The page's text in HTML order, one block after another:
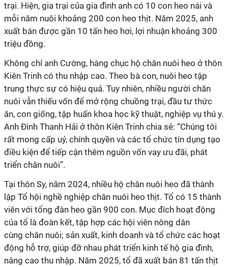
trại. Hiện, gia trại của gia đình anh có 10 con heo nái và
mỗi năm nuôi khoảng 200 con heo thịt. Năm 2025, anh
xuất bán được gần 10 tấn heo hơi, lợi nhuận khoảng 300
triệu đồng.
Không chỉ anh Cường, hàng chục hộ chăn nuôi heo ở thôn
Kiên Trinh có thu nhập cao. Theo bà con, nuôi heo tập
trung thực sự có hiệu quả. Tuy nhiên, nhiều người chăn
nuôi vẫn thiếu vốn để mở rộng chuồng trại, đầu tư thức
ăn, con giống, tập huấn khoa học kỹ thuật, nghiệp vụ thú y.
Anh Đinh Thanh Hải ở thôn Kiên Trinh chia sẻ: “Chúng tôi
rất mong cấp uỷ, chính quyền và các tổ chức tín dụng tạo
điều kiện để tiếp cận thêm nguồn vốn vay ưu đãi, phát
triển chăn nuôi”.
Tại thôn Sy, năm 2024, nhiều hộ chăn nuôi heo đã thành
lập Tổ hội nghề nghiệp chăn nuôi heo thịt. Tổ có 15 thành
viên với tổng đàn heo gần 900 con. Mục đích hoạt động
của tổ là đoàn kết, tập hợp các hội viên nông dân
cùng chăn nuôi; sản xuất, kinh doanh và tổ chức các hoạt
động hỗ trợ, giúp đỡ nhau phát triển kinh tế hộ gia đình,
nâng cao thu nhập. Năm 2025, tổ đã xuất bán 81 tấn thịt